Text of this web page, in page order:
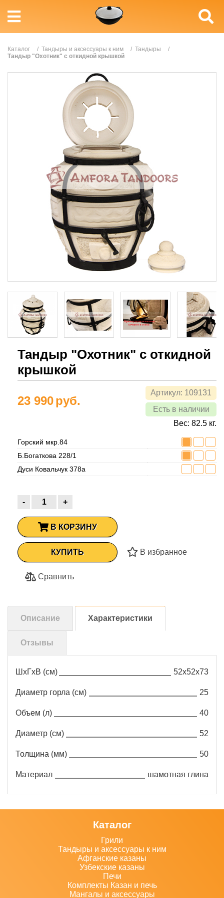
Каталог / Тандыры и аксессуары к ним / Тандыры
/
Тандыр "Охотник" с откидной крышкой
Тандыр "Охотник" с откидной
крышкой
23 990руб.
Артикул: 109131
Есть в наличии
Вес: 82.5 кг.
Горский мкр.84
Б.Богаткова 228/1
Дуси Ковальчук 378а
- +
В КОРЗИНУ
КУПИТЬ В избранное
Сравнить
Описание Характеристики
Отзывы
ШхГхВ (см) 52х52х73
Диаметр горла (см) 25
Объем (л) 40
Диаметр (см) 52
Толщина (мм) 50
Материал шамотная глина
Каталог
Грили
Тандыры и аксессуары к ним
Афганские казаны
Узбекские казаны
Печи
Комплекты Казан и печь
Мангалы и аксессуары